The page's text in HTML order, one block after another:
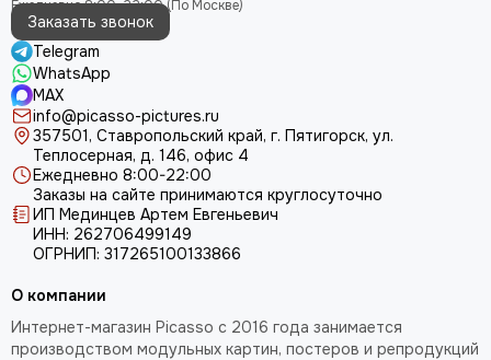
Заказать звонок
Telegram
WhatsApp
MAX
info@picasso-pictures.ru
357501, Ставропольский край, г. Пятигорск, ул.
Теплосерная, д. 146, офис 4
Ежедневно 8:00-22:00
Заказы на сайте принимаются круглосуточно
ИП Мединцев Артем Евгеньевич
ИНН: 262706499149
ОГРНИП: 317265100133866
О компании
Интернет-магазин Picasso с 2016 года занимается
производством модульных картин, постеров и репродукций